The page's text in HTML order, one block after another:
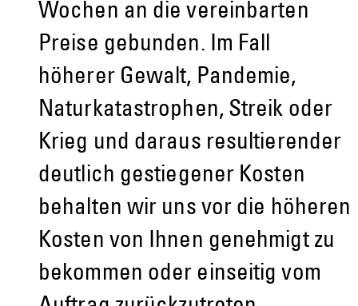
Wochen an die vereinbarten
Preise gebunden. Im Fall
höherer Gewalt, Pandemie,
Naturkatastrophen, Streik oder
Krieg und daraus resultierender
deutlich gestiegener Kosten
behalten wir uns vor die höheren
Kosten von Ihnen genehmigt zu
bekommen oder einseitig vom